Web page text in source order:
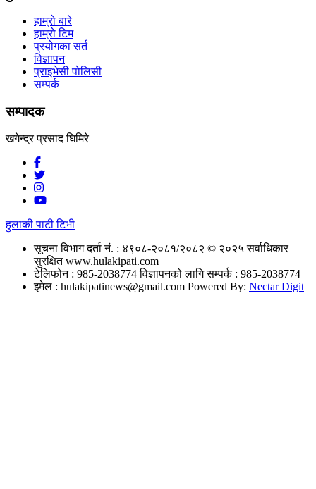
हाम्रो बारे
हाम्रो टिम
प्रयोगका सर्त
विज्ञापन
प्राइभेसी पोलिसी
सम्पर्क
सम्पादक
खगेन्द्र प्रसाद घिमिरे
हुलाकी पाटी टिभी
सूचना विभाग दर्ता नं. : ४९०८-२०८१/२०८२ © २०२५ सर्वाधिकार
सुरक्षित www.hulakipati.com
टेलिफोन : 985-2038774विज्ञापनको लागि सम्पर्क : 985-2038774
इमेल : hulakipatinews@gmail.com Powered By: Nectar Digit